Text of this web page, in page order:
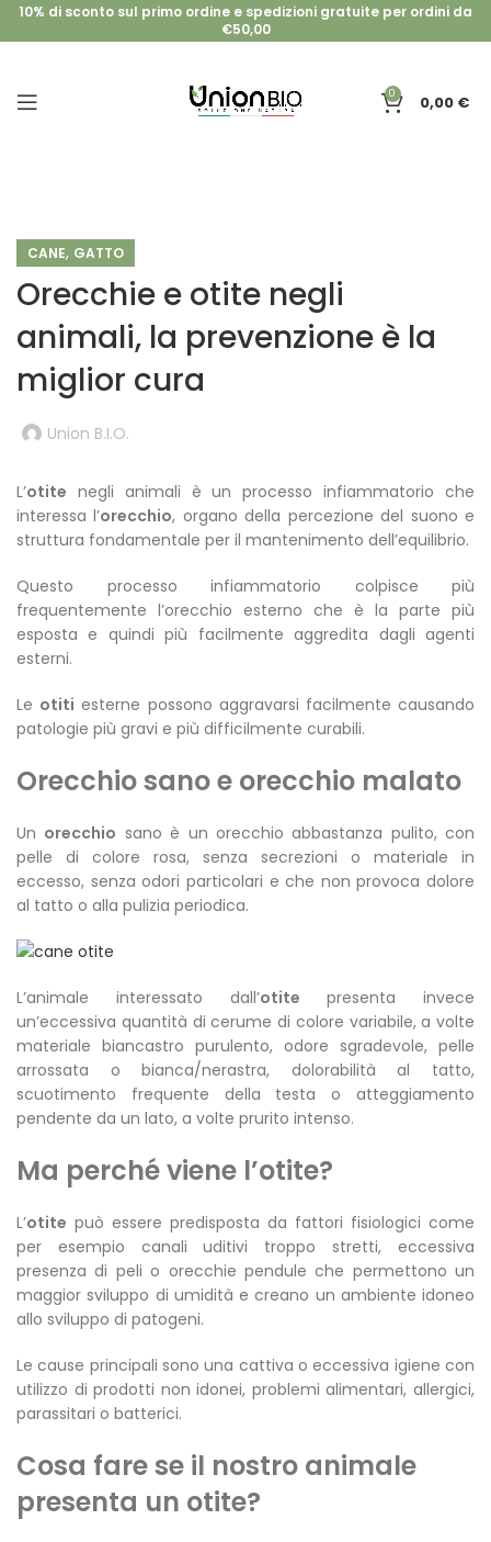
10% di sconto sul primo ordine e spedizioni gratuite per ordini da
€50,00
0 0,00 €
CANE, GATTO
Orecchie e otite negli
animali, la prevenzione è la
miglior cura
Union B.I.O.
L’otite negli animali è un processo infiammatorio che
interessa l’orecchio, organo della percezione del suono e
struttura fondamentale per il mantenimento dell’equilibrio.
Questo processo infiammatorio colpisce più
frequentemente l’orecchio esterno che è la parte più
esposta e quindi più facilmente aggredita dagli agenti
esterni.
Le otiti esterne possono aggravarsi facilmente causando
patologie più gravi e più difficilmente curabili.
Orecchio sano e orecchio malato
Un orecchio sano è un orecchio abbastanza pulito, con
pelle di colore rosa, senza secrezioni o materiale in
eccesso, senza odori particolari e che non provoca dolore
al tatto o alla pulizia periodica.
L’animale interessato dall’otite presenta invece
un’eccessiva quantità di cerume di colore variabile, a volte
materiale biancastro purulento, odore sgradevole, pelle
arrossata o bianca/nerastra, dolorabilità al tatto,
scuotimento frequente della testa o atteggiamento
pendente da un lato, a volte prurito intenso.
Ma perché viene l’otite?
L’otite può essere predisposta da fattori fisiologici come
per esempio canali uditivi troppo stretti, eccessiva
presenza di peli o orecchie pendule che permettono un
maggior sviluppo di umidità e creano un ambiente idoneo
allo sviluppo di patogeni.
Le cause principali sono una cattiva o eccessiva igiene con
utilizzo di prodotti non idonei, problemi alimentari, allergici,
parassitari o batterici.
Cosa fare se il nostro animale
presenta un otite?